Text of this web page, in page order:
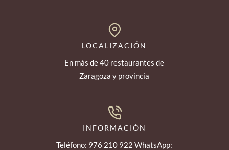
LOCALIZACIÓN
En más de 40 restaurantes de
Zaragoza y provincia
INFORMACIÓN
Teléfono: 976 210 922 WhatsApp: